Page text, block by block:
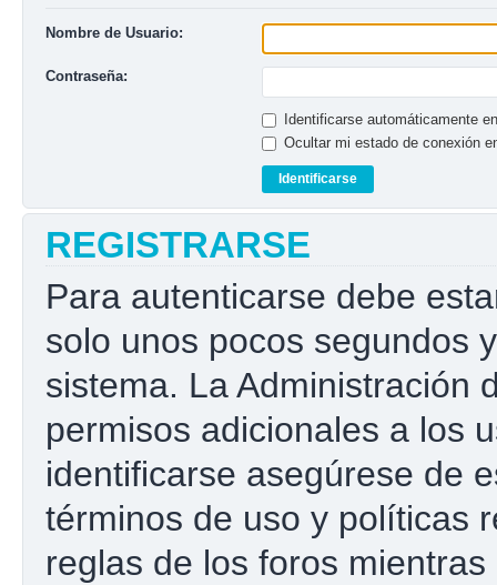
Nombre de Usuario:
Contraseña:
Identificarse automáticamente
Ocultar mi estado de conexión
REGISTRARSE
Para autenticarse debe
solo unos pocos segundos
sistema. La Administración
permisos adicionales a los
identificarse asegúrese de
términos de uso y políticas
reglas de los foros